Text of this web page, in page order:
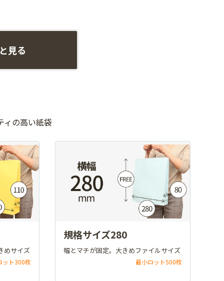
見る
ィの高い紙袋
めサイズ
ット300枚
規格サイズ280
幅とマチが固定。大きめファイルサイズ
最小ロット500枚